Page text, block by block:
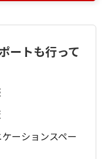
ートも行って
ーションスペー